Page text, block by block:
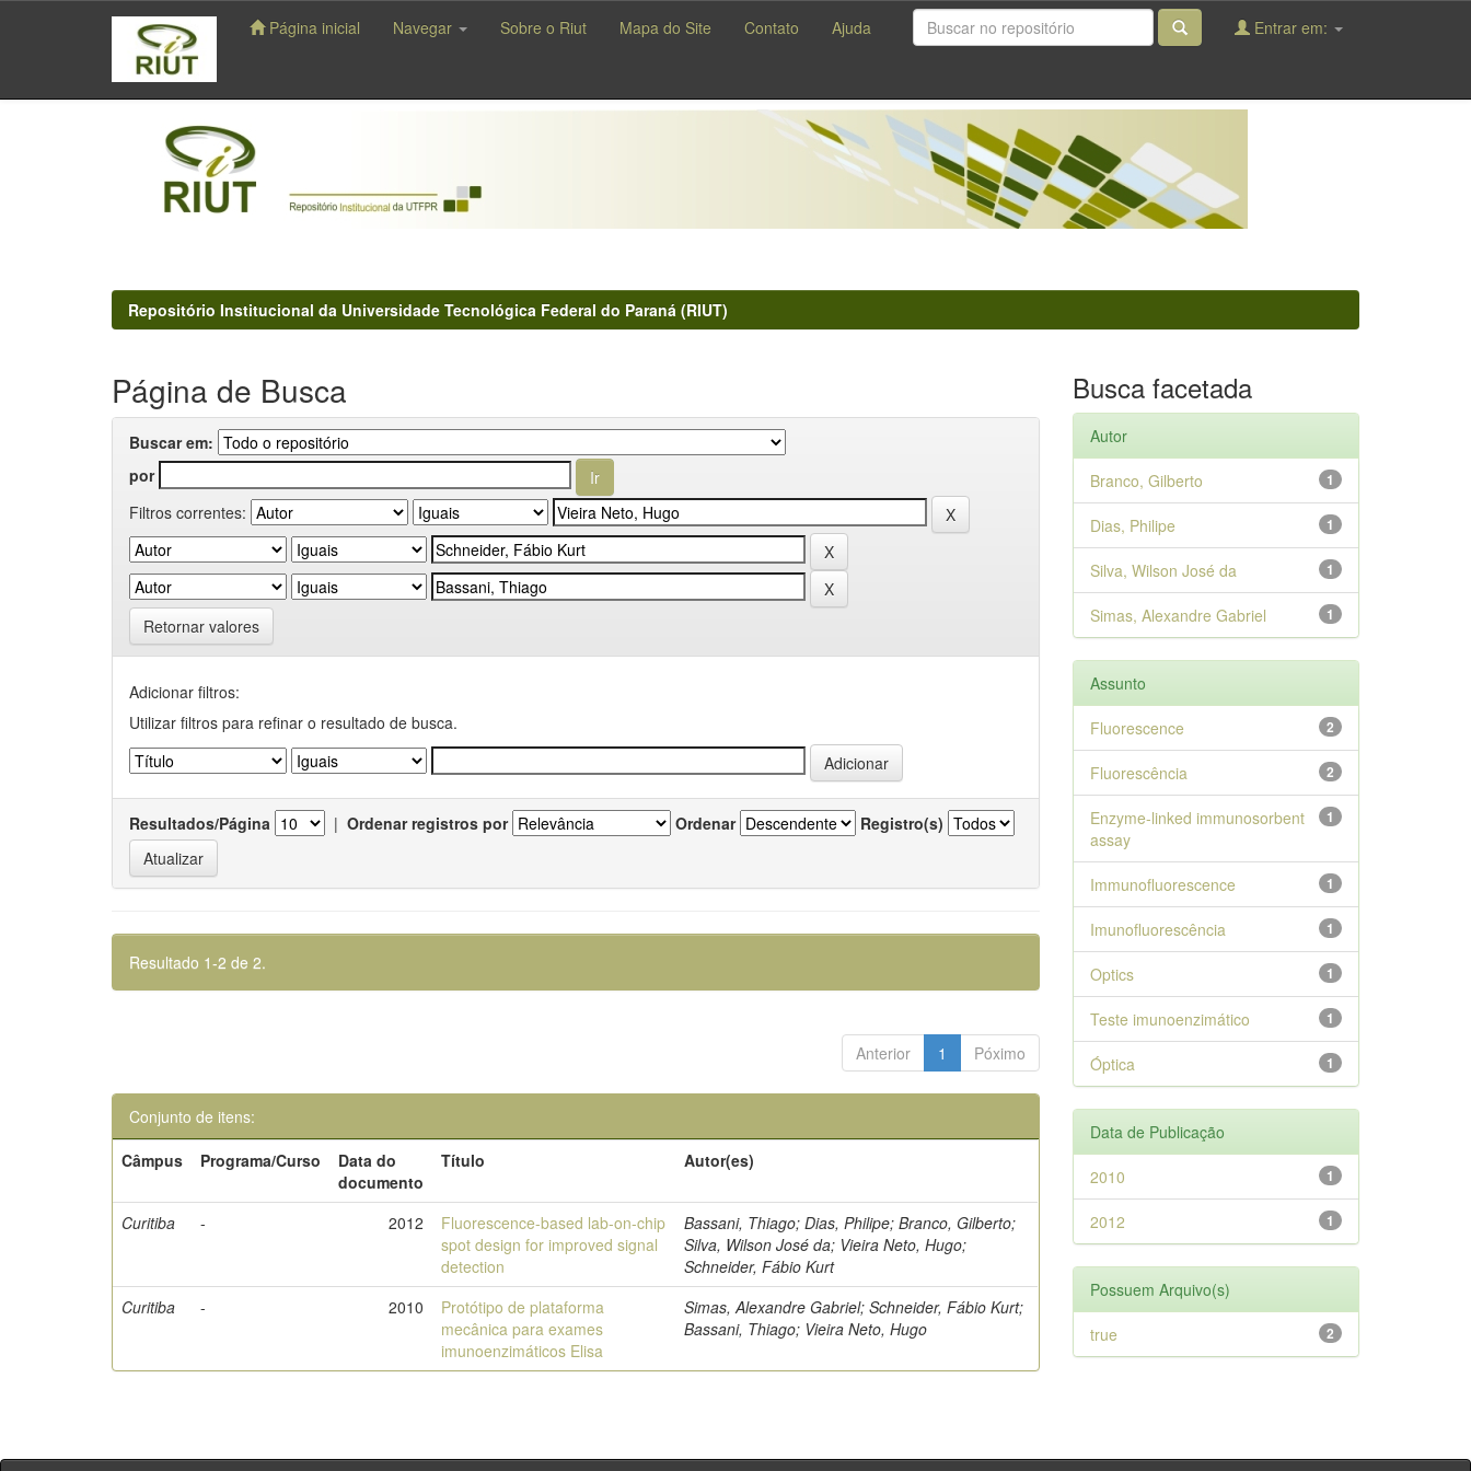
navigation
Página inicial Navegar Sobre o Riut Mapa do Site Contato Ajuda Entrar em:
Repositório Institucional da Universidade Tecnológica Federal do Paraná (RIUT)
Página de Busca
Buscar em:
por
Filtros correntes:
Retornar valores
Adicionar filtros:
Utilizar filtros para refinar o resultado de busca.
Resultados/Página | Ordenar registros por Ordenar Registro(s)
Resultado 1-2 de 2.
Anterior 1 Póximo
Conjunto de itens:
Câmpus
Programa/Curso
Data do
documento
Título Autor(es)
Curitiba - 2012
Fluorescence-based lab-on-chip
spot design for improved signal
detection
Bassani, Thiago; Dias, Philipe; Branco, Gilberto;
Silva, Wilson José da; Vieira Neto, Hugo;
Schneider, Fábio Kurt
Curitiba
- 2010
Protótipo de plataforma
mecânica para exames
imunoenzimáticos Elisa
Simas, Alexandre Gabriel; Schneider, Fábio Kurt;
Bassani, Thiago; Vieira Neto, Hugo
Busca facetada
Autor
1
Branco, Gilberto
1
Dias, Philipe
1
Silva, Wilson José da
1
Simas, Alexandre Gabriel
Assunto
2
Fluorescence
2
Fluorescência
1
Enzyme-linked immunosorbent
assay
1
Immunofluorescence
1
Imunofluorescência
1
Optics
1
Teste imunoenzimático
1
Óptica
Data de Publicação
1
2010
1
2012
Possuem Arquivo(s)
2
true